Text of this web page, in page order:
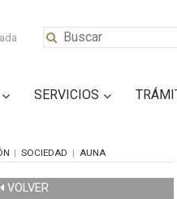
SERVICIOS
SOCIEDAD AUNA
VOLVER